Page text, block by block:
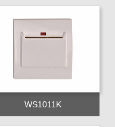
WS1011K